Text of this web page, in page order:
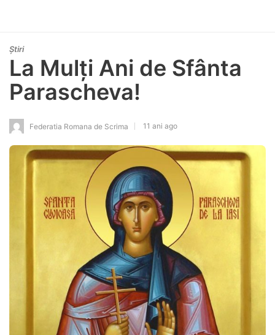
Știri
La Mulți Ani de Sfânta
Parascheva!
Federatia Romana de Scrima 11 ani ago